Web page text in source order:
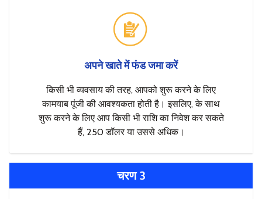
अपने खाते में फंड जमा करें
किसी भी व्यवसाय की तरह, आपको शुरू करने के लिए
कामयाब पूंजी की आवश्यकता होती है। इसलिए, के साथ
शुरू करने के लिए आप किसी भी राशि का निवेश कर सकते
हैं, 250 डॉलर या उससे अधिक।
चरण 3